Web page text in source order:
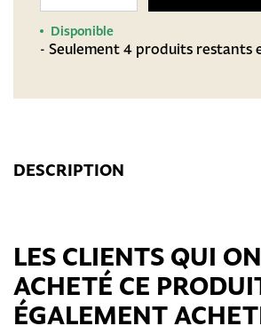
Disponible
- Seulement 4 produits restants
DESCRIPTION
LES CLIENTS QUI
ACHETÉ CE
ÉGALEMENT